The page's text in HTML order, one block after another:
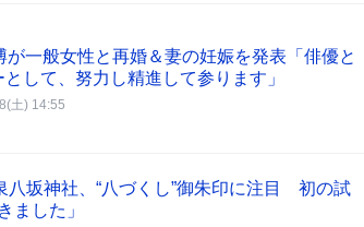
が一般女性と再婚＆妻の妊娠を発表「俳優と
して、努力し精進して参ります」
土) 14:55
八坂神社、“八づくし”御朱印に注目 初の試
した」